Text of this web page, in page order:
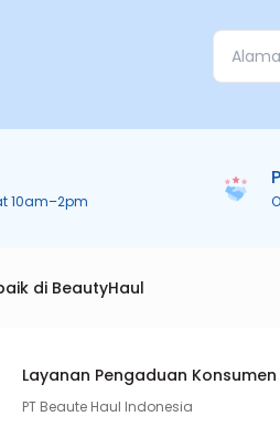
10am–2pm
di BeautyHaul
Layanan Pengaduan Konsumen
PT Beaute Haul Indonesia